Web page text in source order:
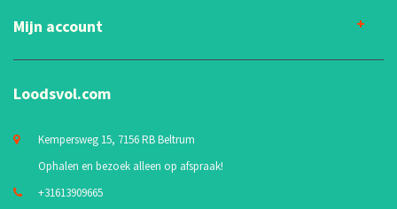
Mijn account
Loodsvol.com
Kempersweg 15, 7156 RB Beltrum
Ophalen en bezoek alleen op afspraak!
+31613909665